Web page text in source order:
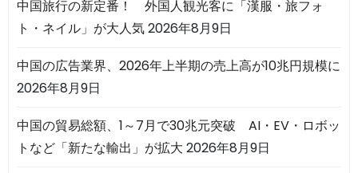
中国旅行の新定番！ 外国人観光客に「漢服・旅フォ
ト・ネイル」が大人気2026年8月9日
中国の広告業界、2026年上半期の売上高が10兆円規模に
2026年8月9日
中国の貿易総額、1～7月で30兆元突破 AI・EV・ロボッ
トなど「新たな輸出」が拡大 2026年8月9日